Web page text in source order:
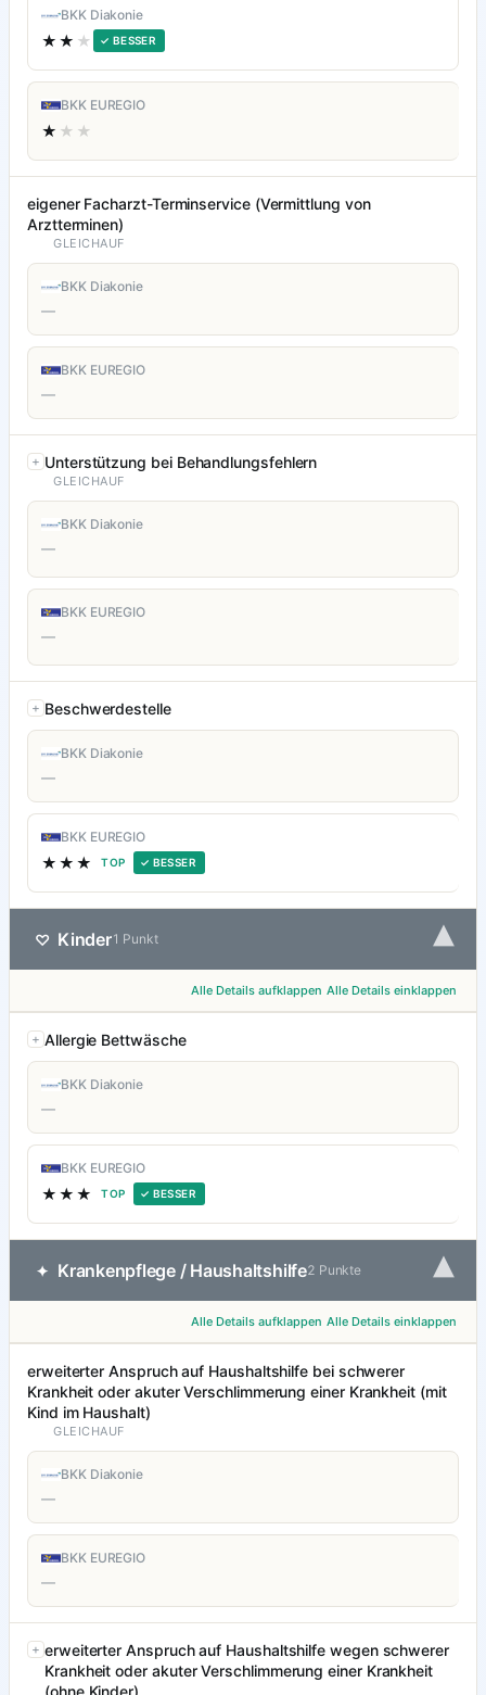
BKK Diakonie
★★ ★ ✓ BESSER
BKK EUREGIO
★ ★★
eigener Facharzt-Terminservice (Vermittlung von
Arztterminen)
GLEICHAUF
BKK Diakonie
—
BKK EUREGIO
—
Unterstützung bei Behandlungsfehlern
GLEICHAUF
BKK Diakonie
—
BKK EUREGIO
—
Beschwerdestelle
BKK Diakonie
—
BKK EUREGIO
★★★ TOP ✓ BESSER
♡ Kinder1 Punkt ▾
Alle Details aufklappen Alle Details einklappen
Allergie Bettwäsche
BKK Diakonie
—
BKK EUREGIO
★★★ TOP ✓ BESSER
✦ Krankenpflege / Haushaltshilfe2 Punkte ▾
Alle Details aufklappen Alle Details einklappen
erweiterter Anspruch auf Haushaltshilfe bei schwerer
Krankheit oder akuter Verschlimmerung einer Krankheit (mit
Kind im Haushalt)
GLEICHAUF
BKK Diakonie
—
BKK EUREGIO
—
erweiterter Anspruch auf Haushaltshilfe wegen schwerer
Krankheit oder akuter Verschlimmerung einer Krankheit